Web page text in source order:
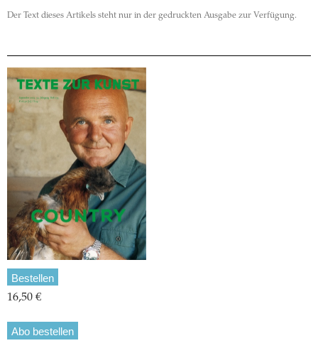
Der Text dieses Artikels steht nur in der gedruckten Ausgabe zur Verfügung.
Bestellen
16,50 €
Abo bestellen